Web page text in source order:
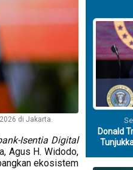
di Jakarta.
Isentia Digital
Agus H. Widodo,
ekosistem
Donald